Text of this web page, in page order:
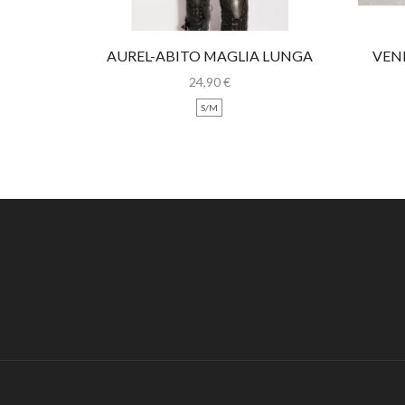
AUREL-ABITO MAGLIA LUNGA
CON PIZZO
24,90€
S/M